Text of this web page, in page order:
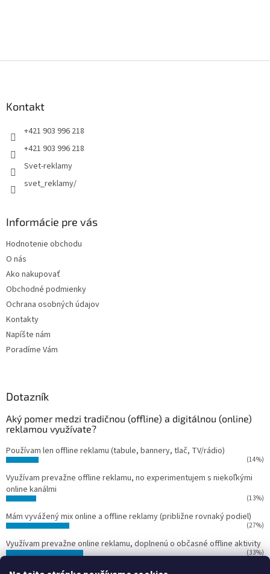
Kontakt
+421 903 996 218
+421 903 996 218
Svet-reklamy
svet_reklamy/
Informácie pre vás
Hodnotenie obchodu
O nás
Ako nakupovať
Obchodné podmienky
Ochrana osobných údajov
Kontakty
Napíšte nám
Poradíme Vám
Dotazník
Aký pomer medzi tradičnou (offline) a digitálnou (online)
reklamou využívate?
Používam len offline reklamu (tabule, bannery, tlač, TV/rádio)
(14%)
Využívam prevažne offline reklamu, no experimentujem s niekoľkými
online kanálmi
(13%)
Mám vyvážený mix online a offline reklamy (približne rovnaký podiel)
(27%)
Využívam prevažne online reklamu, doplnenú o občasné offline aktivity
(33%)
Používam len online reklamu (Google Ads, Facebook Ads, Instagram